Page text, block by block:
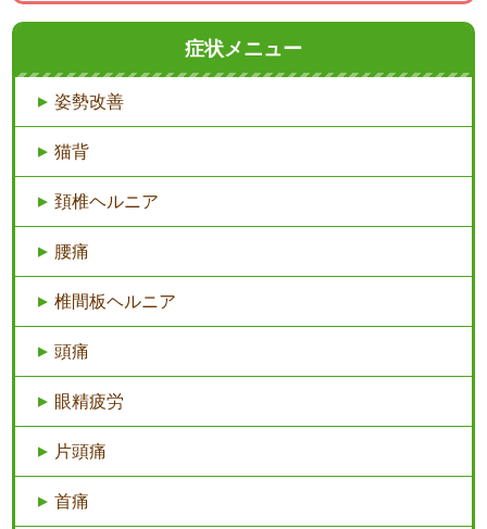
症状メニュー
姿勢改善
猫背
頚椎ヘルニア
腰痛
椎間板ヘルニア
頭痛
眼精疲労
片頭痛
首痛